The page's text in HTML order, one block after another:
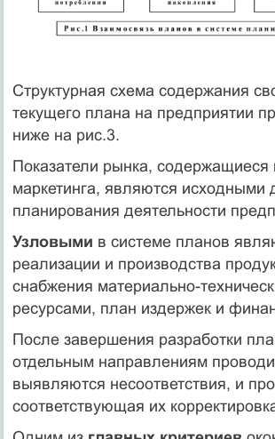
Структурная схема содержания
текущего плана на предприятии
ниже на рис.3.
Показатели рынка, содержащиеся
маркетинга, являются
планирования деятельности
Узловыми в системе планов
реализации и производства
снабжения материально-
ресурсами, план издержек и
После завершения разработки
отдельным направлениям
выявляются несоответствия, и
соответствующая их